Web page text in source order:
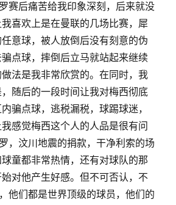
赛后痛苦给我印象深刻，后来就没
喜欢上是在曼联的几场比赛，犀
意球，被人放倒后没有刻意的伪
点球，摔倒后立马就站起来继续
法是我非常欣赏的。在同时，我
随后的一段时间让我对梅西彻底
骗点球，逃税漏税，球踢球迷，
感觉梅西这个人的人品是很有问
，汶川地震的捐款，干净利索的场
球童都非常热情，还有对球队的那
对他产生好感。但不可否认，不
他们都是世界顶级的球员，他们的